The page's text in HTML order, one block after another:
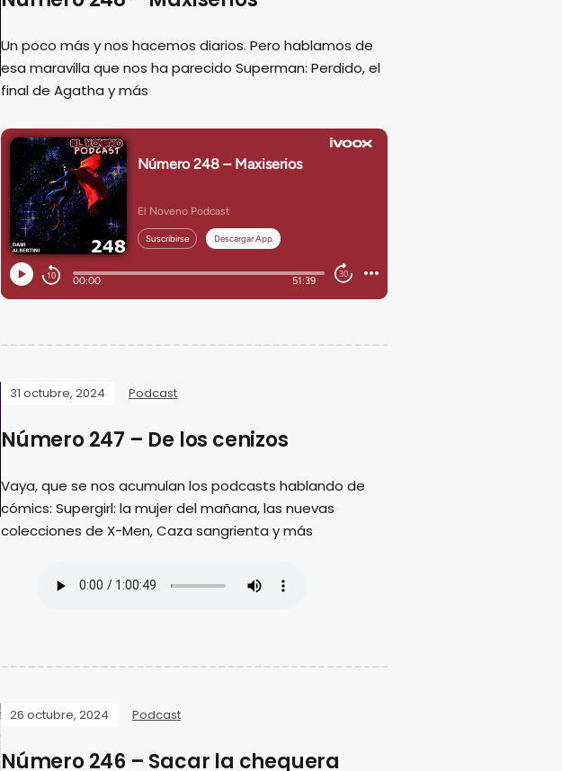
Un poco más y nos hacemos diarios. Pero hablamos de
esa maravilla que nos ha parecido Superman: Perdido, el
final de Agatha y más
31 octubre, 2024 Podcast
Número 247 – De los cenizos
Vaya, que se nos acumulan los podcasts hablando de
cómics: Supergirl: la mujer del mañana, las nuevas
colecciones de X-Men, Caza sangrienta y más
26 octubre, 2024 Podcast
Número 246 – Sacar la chequera